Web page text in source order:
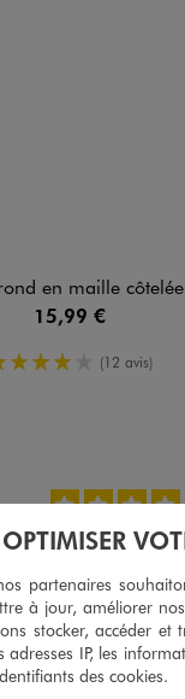
en maille
15,99 €
4/5 de moyenne
(12 avis)
Avis vérifié et
Avis du02/07/2025
Utile (0) Signaler
partenaires
à jour, améliorer
stocker, accéder et
adresses IP, les
des cookies.